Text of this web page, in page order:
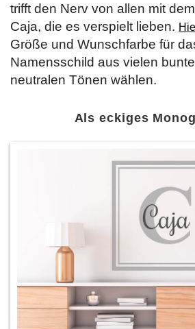
trifft den Nerv von allen mit
Caja, die es verspielt lieben.
Größe und Wunschfarbe für
Namensschild aus vielen
neutralen Tönen wählen.
Als eckiges